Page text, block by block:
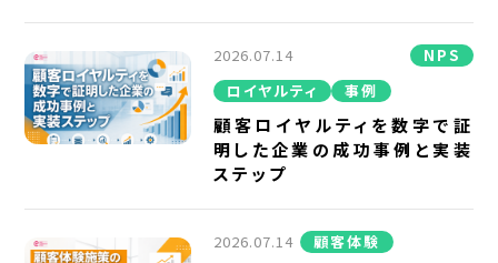
2026.07.14
NPS
ロイヤルティ
事例
顧客ロイヤルティを数字で証
明した企業の成功事例と実装
ステップ
2026.07.14 顧客体験